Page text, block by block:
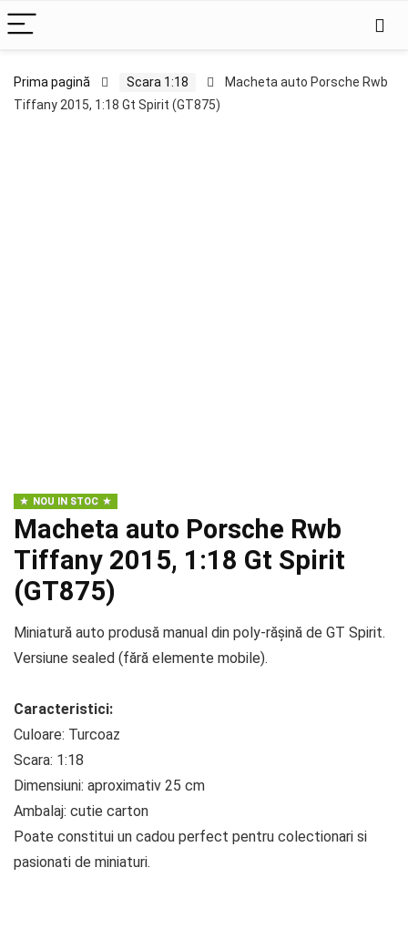
Prima pagină Scara 1:18
Macheta auto Porsche Rwb
Tiffany 2015, 1:18 Gt Spirit (GT875)
NOU IN STOC
Macheta auto Porsche Rwb
Tiffany 2015, 1:18 Gt Spirit
(GT875)
Miniatură auto produsă manual din poly-rășină de GT Spirit.
Versiune sealed (fără elemente mobile).
Caracteristici:
Culoare: Turcoaz
Scara: 1:18
Dimensiuni: aproximativ 25 cm
Ambalaj: cutie carton
Poate constitui un cadou perfect pentru colectionari si
pasionati de miniaturi.